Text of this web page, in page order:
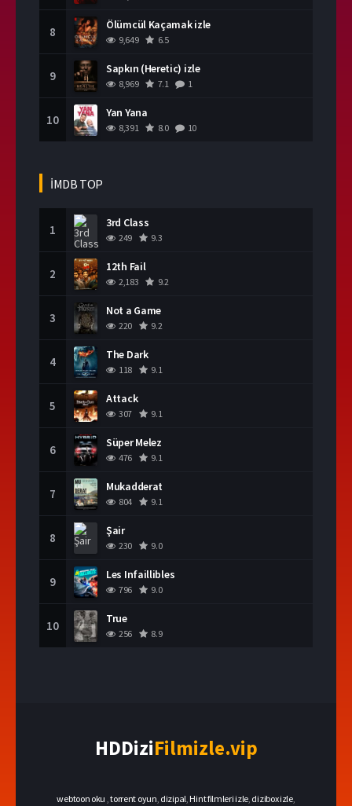
8 Ölümcül Kaçamak izle
9,649 6.5
9 Sapkın (Heretic) izle
8,969 7.1 1
10 Yan Yana
8,391 8.0 10
İMDB TOP
1 3rd Class
249 9.3
2 12th Fail
2,183 9.2
3 Not a Game
220 9.2
4 The Dark
118 9.1
5 Attack
307 9.1
6 Süper Melez
476 9.1
7 Mukadderat
804 9.1
8 Şair
230 9.0
9 Les Infaillibles
796 9.0
10 True
256 8.9
HDDiziFilmizle.vip
webtoon oku ,torrent oyun, dizipal, Hint filmleri izle, dizibox izle,